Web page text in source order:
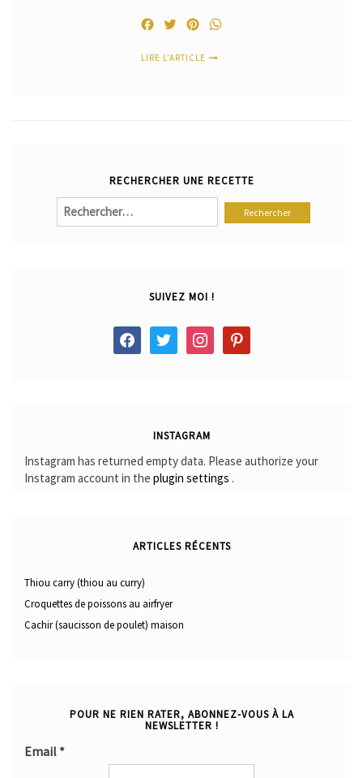
FacebookTwitterPinterest
LIRE L'ARTICLE
RECHERCHER UNE RECETTE
Rechercher :
SUIVEZ MOI !
facebook twitter instagram pinterest
INSTAGRAM
Instagram has returned empty data. Please authorize your
Instagram account in the plugin settings .
ARTICLES RÉCENTS
Thiou carry (thiou au curry)
Croquettes de poissons au airfryer
Cachir (saucisson de poulet) maison
POUR NE RIEN RATER, ABONNEZ-VOUS À LA
NEWSLETTER !
Email *